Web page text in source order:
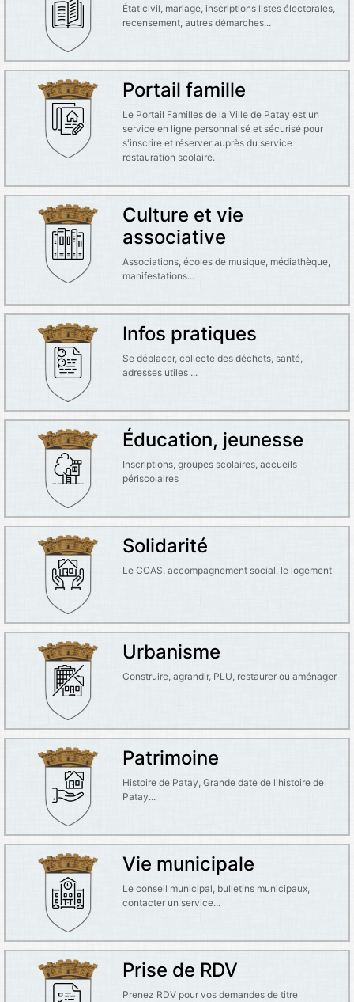
État civil, mariage, inscriptions listes électorales,
recensement, autres démarches...
Portail famille
Le Portail Familles de la Ville de Patay est un
service en ligne personnalisé et sécurisé pour
s'inscrire et réserver auprès du service
restauration scolaire.
Culture et vie
associative
Associations, écoles de musique, médiathèque,
manifestations...
Infos pratiques
Se déplacer, collecte des déchets, santé,
adresses utiles ...
Éducation, jeunesse
Inscriptions, groupes scolaires, accueils
périscolaires
Solidarité
Le CCAS, accompagnement social, le logement
Urbanisme
Construire, agrandir, PLU, restaurer ou aménager
Patrimoine
Histoire de Patay, Grande date de l'histoire de
Patay...
Vie municipale
Le conseil municipal, bulletins municipaux,
contacter un service...
Prise de RDV
Prenez RDV pour vos demandes de titre